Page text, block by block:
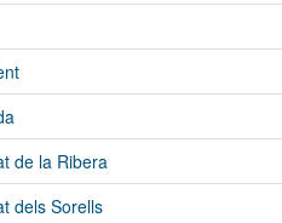
de la Ribera
dels Sorells